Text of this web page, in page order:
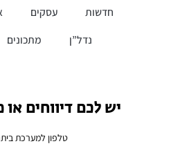
חדשות עסקים
נדל”ן
מתכונים
יש לכם דיווחים או
טלפון למערכת ביתר 24